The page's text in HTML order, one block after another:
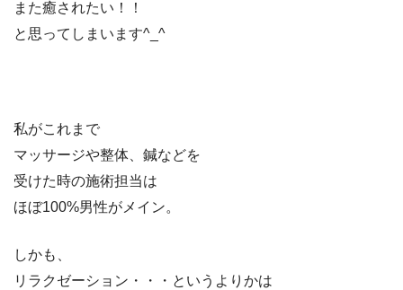
また癒されたい！！
と思ってしまいます^_^
私がこれまで
マッサージや整体、鍼などを
受けた時の施術担当は
ほぼ100%男性がメイン。
しかも、
リラクゼーション・・・というよりかは